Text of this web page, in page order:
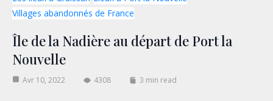
Villages abandonnés de France
Île de la Nadière au départ de Port la
Nouvelle
Avr 10, 2022 4308 3 min read